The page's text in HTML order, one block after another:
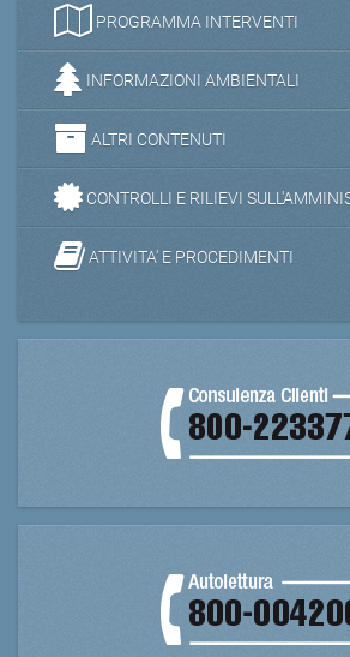
PROGRAMMA INTERVENTI
INFORMAZIONI AMBIENTALI
ALTRI CONTENUTI
CONTROLLI E RILIEVI
ATTIVITA' E PROCEDIMENTI